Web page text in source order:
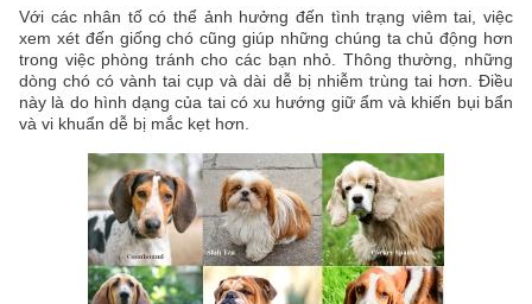
Với các nhân tố có thể ảnh hưởng đến tình trạng viêm tai, việc
xem xét đến giống chó cũng giúp những chúng ta chủ động hơn
trong việc phòng tránh cho các bạn nhỏ. Thông thường, những
dòng chó có vành tai cụp và dài dễ bị nhiễm trùng tai hơn. Điều
này là do hình dạng của tai có xu hướng giữ ẩm và khiến bụi bẩn
và vi khuẩn dễ bị mắc kẹt hơn.